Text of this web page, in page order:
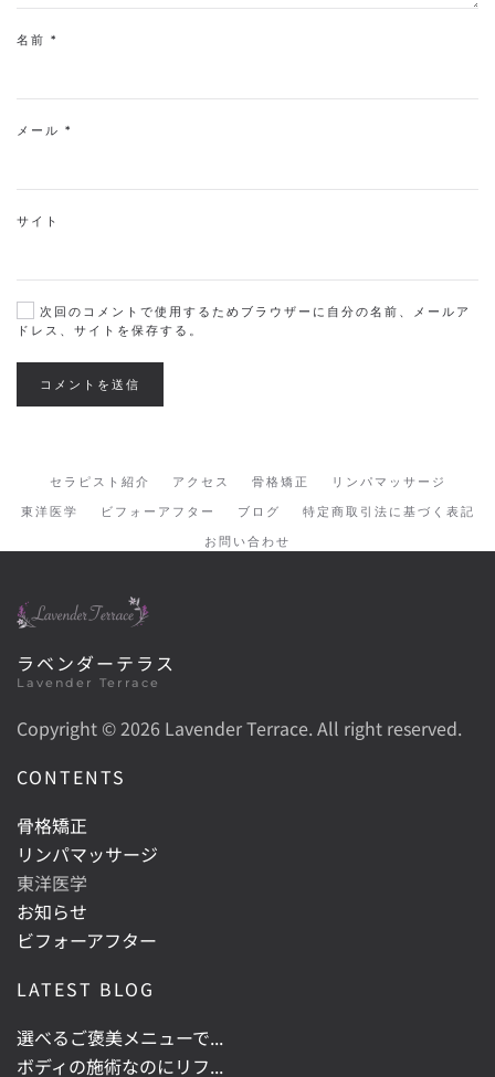
名前 *
メール *
サイト
次回のコメントで使用するためブラウザーに自分の名前、メールア
ドレス、サイトを保存する。
コメントを送信
セラピスト紹介 アクセス 骨格矯正
リンパマッサージ
東洋医学
ビフォーアフター ブログ
特定商取引法に基づく表記
お問い合わせ
ラベンダーテラス
Lavender Terrace
Copyright ©2026 Lavender Terrace. All right reserved.
CONTENTS
骨格矯正
リンパマッサージ
東洋医学
お知らせ
ビフォーアフター
LATEST BLOG
選べるご褒美メニューで...
ボディの施術なのにリフ...